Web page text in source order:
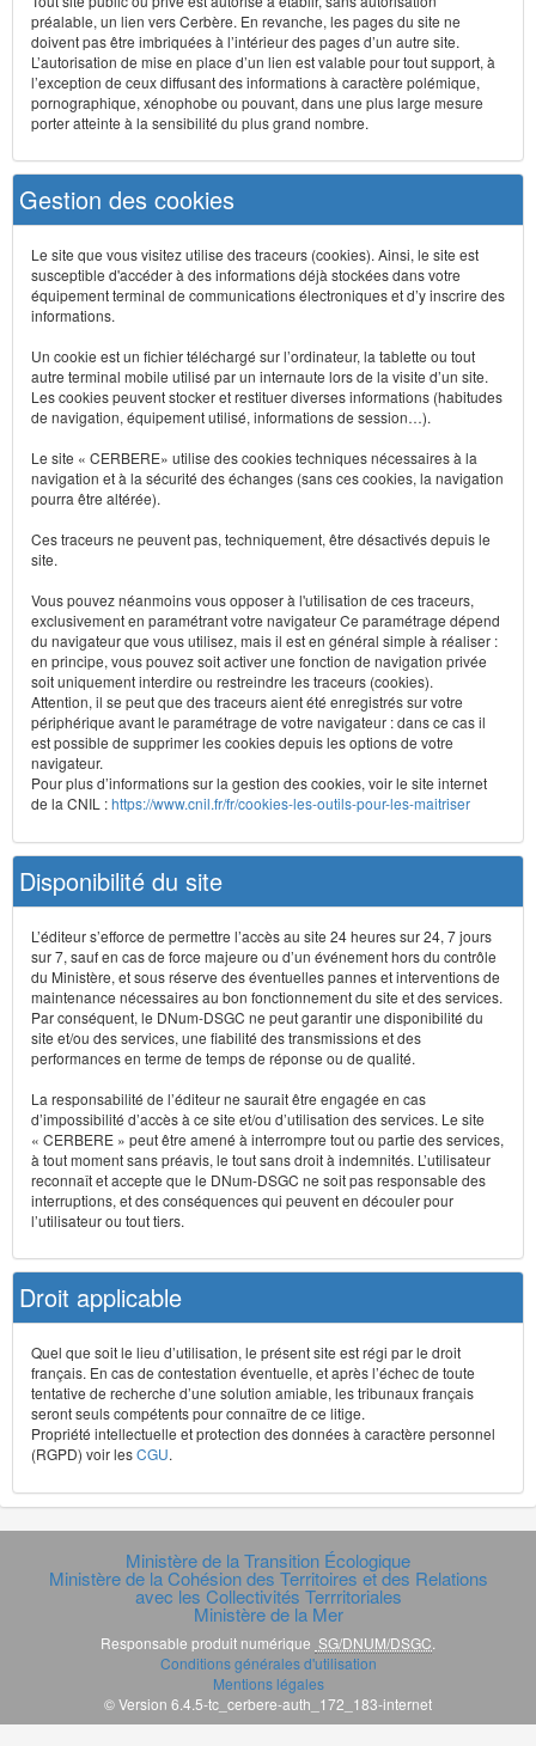
préalable, un lien vers Cerbère. En revanche, les pages du site ne
doivent pas être imbriquées à l’intérieur des pages d’un autre site.
L’autorisation de mise en place d’un lien est valable pour tout support, à
l’exception de ceux diffusant des informations à caractère polémique,
pornographique, xénophobe ou pouvant, dans une plus large mesure
porter atteinte à la sensibilité du plus grand nombre.
Gestion des cookies
Le site que vous visitez utilise des traceurs (cookies). Ainsi, le site est
susceptible d'accéder à des informations déjà stockées dans votre
équipement terminal de communications électroniques et d’y inscrire des
informations.
Un cookie est un fichier téléchargé sur l’ordinateur, la tablette ou tout
autre terminal mobile utilisé par un internaute lors de la visite d’un site.
Les cookies peuvent stocker et restituer diverses informations (habitudes
de navigation, équipement utilisé, informations de session…).
Le site « CERBERE» utilise des cookies techniques nécessaires à la
navigation et à la sécurité des échanges (sans ces cookies, la navigation
pourra être altérée).
Ces traceurs ne peuvent pas, techniquement, être désactivés depuis le
site.
Vous pouvez néanmoins vous opposer à l'utilisation de ces traceurs,
exclusivement en paramétrant votre navigateur Ce paramétrage dépend
du navigateur que vous utilisez, mais il est en général simple à réaliser :
en principe, vous pouvez soit activer une fonction de navigation privée
soit uniquement interdire ou restreindre les traceurs (cookies).
Attention, il se peut que des traceurs aient été enregistrés sur votre
périphérique avant le paramétrage de votre navigateur : dans ce cas il
est possible de supprimer les cookies depuis les options de votre
navigateur.
Pour plus d’informations sur la gestion des cookies, voir le site internet
de la CNIL :https://www.cnil.fr/fr/cookies-les-outils-pour-les-maitriser
Disponibilité du site
L’éditeur s’efforce de permettre l’accès au site 24 heures sur 24, 7 jours
sur 7, sauf en cas de force majeure ou d’un événement hors du contrôle
du Ministère, et sous réserve des éventuelles pannes et interventions de
maintenance nécessaires au bon fonctionnement du site et des services.
Par conséquent, le DNum-DSGC ne peut garantir une disponibilité du
site et/ou des services, une fiabilité des transmissions et des
performances en terme de temps de réponse ou de qualité.
La responsabilité de l’éditeur ne saurait être engagée en cas
d’impossibilité d’accès à ce site et/ou d’utilisation des services. Le site
« CERBERE » peut être amené à interrompre tout ou partie des services,
à tout moment sans préavis, le tout sans droit à indemnités. L’utilisateur
reconnaît et accepte que le DNum-DSGC ne soit pas responsable des
interruptions, et des conséquences qui peuvent en découler pour
l’utilisateur ou tout tiers.
Droit applicable
Quel que soit le lieu d’utilisation, le présent site est régi par le droit
français. En cas de contestation éventuelle, et après l’échec de toute
tentative de recherche d’une solution amiable, les tribunaux français
seront seuls compétents pour connaître de ce litige.
Propriété intellectuelle et protection des données à caractère personnel
(RGPD) voir lesCGU.
Ministère de la Transition Écologique
Ministère de la Cohésion des Territoires et des Relations
avec les Collectivités Terrritoriales
Ministère de la Mer
Responsable produit numérique SG/DNUM/DSGC
Conditions générales d'utilisation
Mentions légales
© Version 6.4.5-tc_cerbere-auth_172_183-internet